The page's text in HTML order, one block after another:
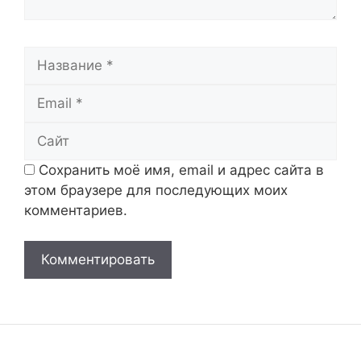
Сохранить моё имя, email и адрес сайта в
этом браузере для последующих моих
комментариев.